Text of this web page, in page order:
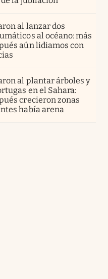
al lanzar dos
al océano: más
aún lidiamos con
al plantar árboles y
en el Sahara:
crecieron zonas
había arena